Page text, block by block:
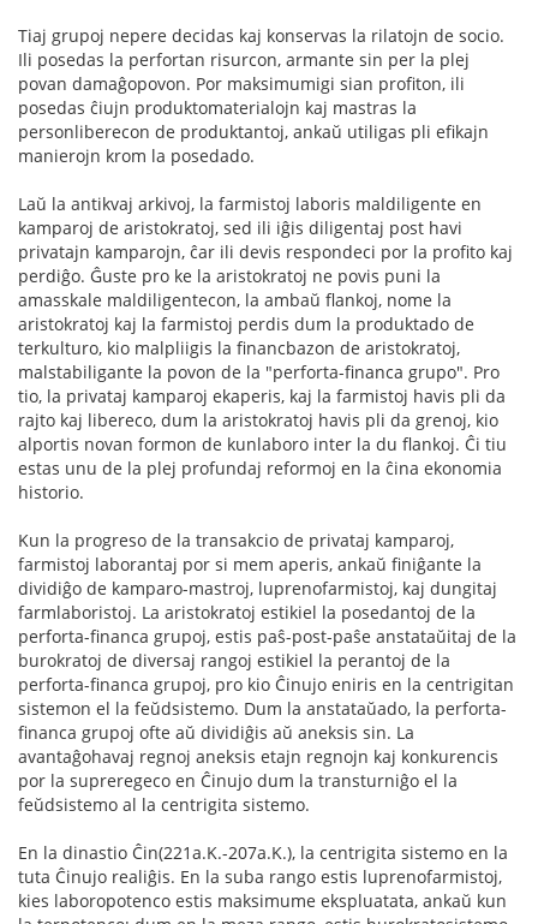
Tiaj grupoj nepere decidas kaj konservas la rilatojn de socio.
Ili posedas la perfortan risurcon, armante sin per la plej
povan damaĝopovon. Por maksimumigi sian profiton, ili
posedas ĉiujn produktomaterialojn kaj mastras la
personliberecon de produktantoj, ankaŭ utiligas pli efikajn
manierojn krom la posedado.
Laŭ la antikvaj arkivoj, la farmistoj laboris maldiligente en
kamparoj de aristokratoj, sed ili iĝis diligentaj post havi
privatajn kamparojn, ĉar ili devis respondeci por la profito kaj
perdiĝo. Ĝuste pro ke la aristokratoj ne povis puni la
amasskale maldiligentecon, la ambaŭ flankoj, nome la
aristokratoj kaj la farmistoj perdis dum la produktado de
terkulturo, kio malpliigis la financbazon de aristokratoj,
malstabiligante la povon de la "perforta-financa grupo". Pro
tio, la privataj kamparoj ekaperis, kaj la farmistoj havis pli da
rajto kaj libereco, dum la aristokratoj havis pli da grenoj, kio
alportis novan formon de kunlaboro inter la du flankoj. Ĉi tiu
estas unu de la plej profundaj reformoj en la ĉina ekonomia
historio.
Kun la progreso de la transakcio de privataj kamparoj,
farmistoj laborantaj por si mem aperis, ankaŭ finiĝante la
dividiĝo de kamparo-mastroj, luprenofarmistoj, kaj dungitaj
farmlaboristoj. La aristokratoj estikiel la posedantoj de la
perforta-financa grupoj, estis paŝ-post-paŝe anstataŭitaj de la
burokratoj de diversaj rangoj estikiel la perantoj de la
perforta-financa grupoj, pro kio Ĉinujo eniris en la centrigitan
sistemon el la feŭdsistemo. Dum la anstataŭado, la perforta-
financa grupoj ofte aŭ dividiĝis aŭ aneksis sin. La
avantaĝohavaj regnoj aneksis etajn regnojn kaj konkurencis
por la supreregeco en Ĉinujo dum la transturniĝo el la
feŭdsistemo al la centrigita sistemo.
En la dinastio Ĉin(221a.K.-207a.K.), la centrigita sistemo en la
tuta Ĉinujo realiĝis. En la suba rango estis luprenofarmistoj,
kies laboropotenco estis maksimume ekspluatata, ankaŭ kun